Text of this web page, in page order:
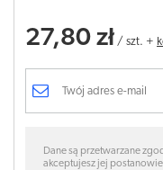
27,80 zł / szt. +
Dane są przetwarzane
akceptujesz jej